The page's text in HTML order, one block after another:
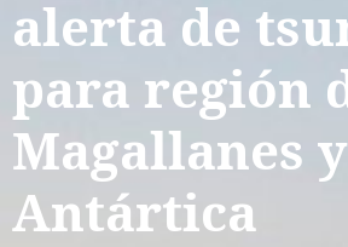
alerta de
para región
Magallanes y
Antártica